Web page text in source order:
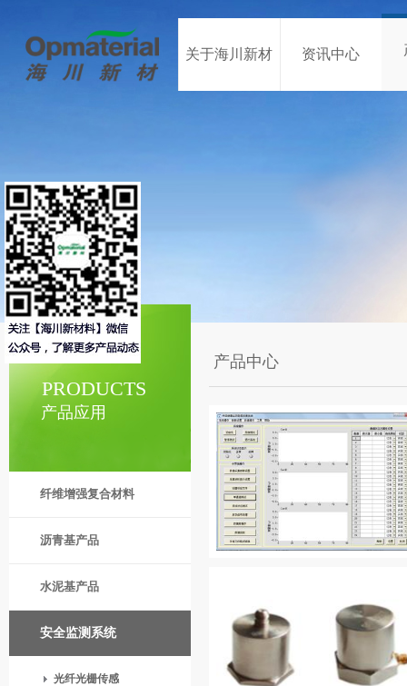
关于海川新材 资讯中心
产品应用
PRODUCTS
纤维增强复合材料
沥青基产品
水泥基产品
安全监测系统
光纤光栅传感
产品中心